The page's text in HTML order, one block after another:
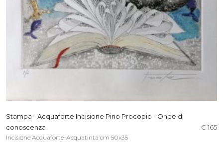
Stampa - Acquaforte Incisione Pino Procopio - Onde di
conoscenza
€ 165
Incisione Acquaforte-Acquatinta cm 50x35